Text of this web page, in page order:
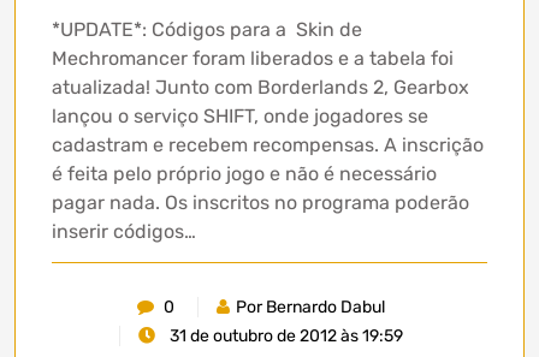
*UPDATE*: Códigos para a Skin de
Mechromancer foram liberados e a tabela foi
atualizada! Junto com Borderlands 2, Gearbox
lançou o serviço SHIFT, onde jogadores se
cadastram e recebem recompensas. A inscrição
é feita pelo próprio jogo e não é necessário
pagar nada. Os inscritos no programa poderão
inserir códigos…
0
Por Bernardo Dabul
31 de outubro de 2012 às 19:59